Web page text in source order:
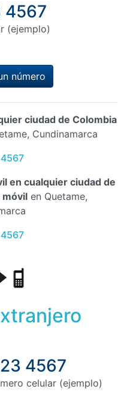
4567
(ejemplo)
número
ciudad de Colombia
Cundinamarca
en cualquier ciudad de
móvilen Quetame,
4567
celular (ejemplo)